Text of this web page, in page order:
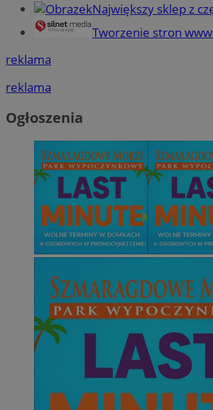
Największy sklep z
Tworzenie stron
reklama
reklama
Ogłoszenia